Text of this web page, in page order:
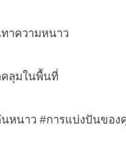
ความหนาว
มในพื้นที่
ว #การแบ่งปันของคุ